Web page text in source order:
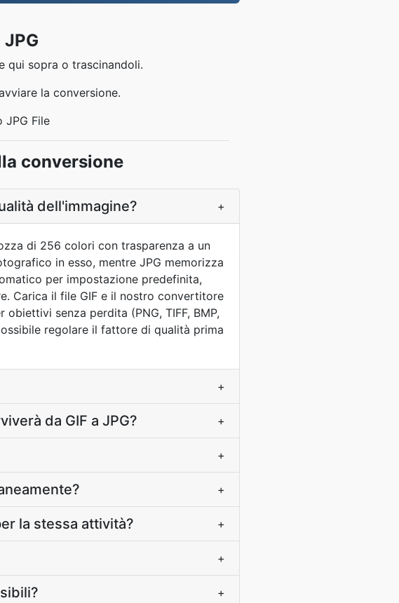
qui sopra o trascinandoli.
la conversione.
JPG File
conversione
dell'immagine? +
di 256 colori con trasparenza a un
in esso, mentre JPG memorizza
per impostazione predefinita,
Carica il file GIF e il nostro convertitore
senza perdita (PNG, TIFF, BMP,
regolare il fattore di qualità prima
+
da GIF a JPG? +
+
+
la stessa attività? +
+
+